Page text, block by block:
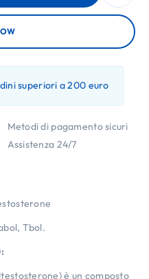
superiori a 200 euro
Metodi di pagamento sicuri
Assistenza 24/7
Tbol.
è un composto